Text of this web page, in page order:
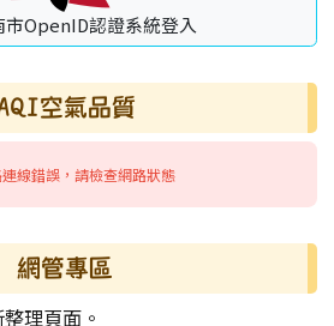
市OpenID認證系統登入
空氣品質
線錯誤，請檢查網路狀態
網管專區
理頁面。